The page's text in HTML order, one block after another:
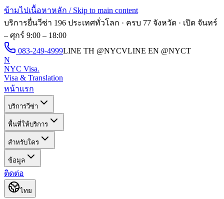
ข้ามไปเนื้อหาหลัก / Skip to main content
บริการยื่นวีซ่า 196 ประเทศทั่วโลก · ครบ 77 จังหวัด · เปิด จันทร์
– ศุกร์ 9:00 – 18:00
083-249-4999LINE TH @NYCVLINE EN @NYCT
N
NYC Visa.
Visa & Translation
หน้าแรก
บริการวีซ่า
พื้นที่ให้บริการ
สำหรับใคร
ข้อมูล
ติดต่อ
ไทย